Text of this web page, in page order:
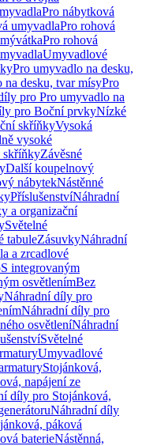
Pro nábytková
umyvadlaPro rohová
Pro rohová
Umyvadlové
Pro umyvadlo na desku,
desku, tvar mísyPro
pro Pro umyvadlo na
pro Boční prvkyNízké
skříňkyVysoká
vysoké
skříňkyZávěsné
Další koupelnový
nábytekNástěnné
PříslušenstvíNáhradní
a organizační
Světelné
tabuleZásuvkyNáhradní
a zrcadlové
S integrovaným
osvětlenímBez
Náhradní díly pro
Náhradní díly pro
osvětleníNáhradní
Světelné
Umyvadlové
Stojánková,
napájení ze
díly pro Stojánková,
Náhradní díly
páková
baterieNástěnná,